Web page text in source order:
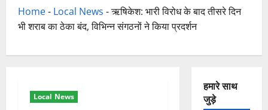
Home- Local News -ऋषिकेश: भारी विरोध के बाद तीसरे दिन
भी शराब का ठेका बंद, विभिन्न संगठनों ने किया प्रदर्शन
Local News
हमारे साथ
जुड़े